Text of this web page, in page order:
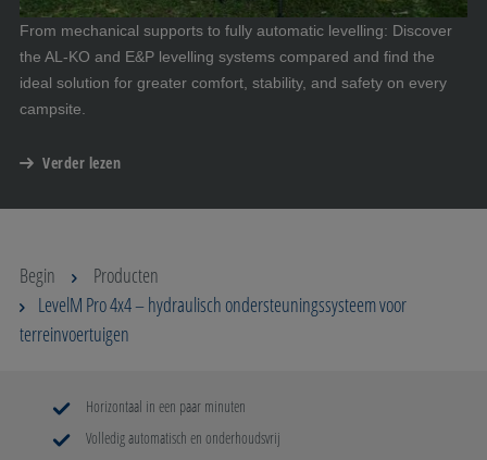
From mechanical supports to fully automatic levelling: Discover
the AL-KO and E&P levelling systems compared and find the
ideal solution for greater comfort, stability, and safety on every
campsite.
Verder lezen
Begin
Producten
LevelM Pro 4x4 – hydraulisch ondersteuningssysteem voor
terreinvoertuigen
Horizontaal in een paar minuten
Volledig automatisch en onderhoudsvrij